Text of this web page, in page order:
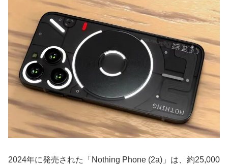
2024年に発売された「Nothing Phone (2a)」は、約25,000